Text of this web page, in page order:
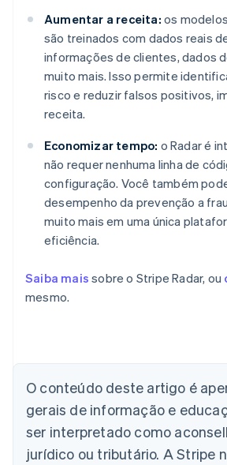
Aumentar a receita: os
são treinados com dados reais
informações de clientes, dados
muito mais. Isso permite
risco e reduzir falsos positivos,
receita.
Economizar tempo: o Radar é
não requer nenhuma linha de
configuração. Você também
desempenho da prevenção a
muito mais em uma única
eficiência.
Saiba mais sobre o Stripe Radar, ou
mesmo.
O conteúdo deste artigo é
gerais de informação e
ser interpretado como
jurídico ou tributário. A Stripe
English
Áustria
Deutsch English
Bélgica
Nederlands Français
Brasil
Português English